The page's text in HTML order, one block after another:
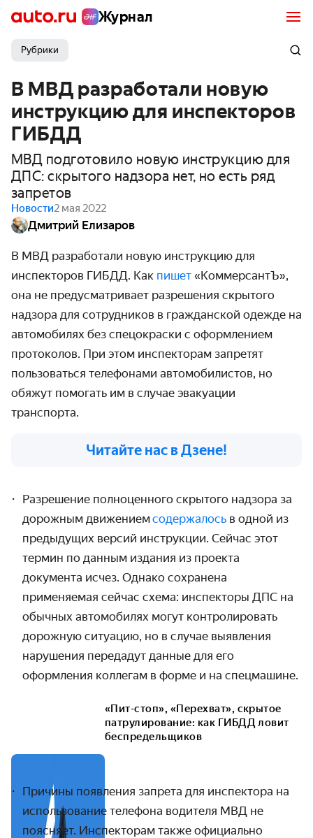
Журнал
Рубрики
В МВД разработали новую
инструкцию для инспекторов
ГИБДД
МВД подготовило новую инструкцию для
ДПС: скрытого надзора нет, но есть ряд
запретов
Новости2 мая 2022
Дмитрий Елизаров
В МВД разработали новую инструкцию для
инспекторов ГИБДД. Как пишет «КоммерсантЪ»,
она не предусматривает разрешения скрытого
надзора для сотрудников в гражданской одежде на
автомобилях без спецокраски с оформлением
протоколов. При этом инспекторам запретят
пользоваться телефонами автомобилистов, но
обяжут помогать им в случае эвакуации
транспорта.
Читайте нас в Дзене!
Разрешение полноценного скрытого надзора за
дорожным движениемсодержалось в одной из
предыдущих версий инструкции. Сейчас этот
термин по данным издания из проекта
документа исчез. Однако сохранена
применяемая сейчас схема: инспекторы ДПС на
обычных автомобилях могут контролировать
дорожную ситуацию, но в случае выявления
нарушения передадут данные для его
оформления коллегам в форме и на спецмашине.
«Пит-стоп», «Перехват», скрытое
патрулирование: как ГИБДД ловит
беспредельщиков
Причины появления запрета для инспектора на
использование телефона водителя МВД не
поясняет. Инспекторам также официально